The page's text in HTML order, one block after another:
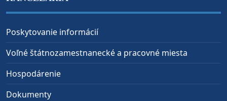
Poskytovanie informácií
Voľné štátnozamestnanecké a pracovné miesta
Hospodárenie
Dokumenty